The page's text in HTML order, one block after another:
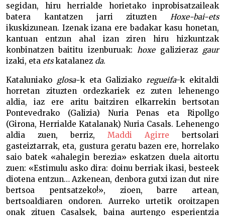
segidan, hiru herrialde horietako inprobisatzaileak
batera kantatzen jarri zituzten Hoxe-bai-ets
ikuskizunean. Izenak izana ere badakar kasu honetan,
kantuan entzun ahal izan ziren hiru hizkuntzak
konbinatzen baititu izenburuak:hoxe galizieraz gaur
izaki, eta etskatalanez da.
Kataluniako glosa-k eta Galiziakoregueifa-k ekitaldi
horretan zituzten ordezkariek ez zuten lehenengo
aldia, iaz ere aritu baitziren elkarrekin bertsotan
Pontevedrako (Galizia) Nuria Penas eta Ripollgo
(Girona, Herrialde Katalanak) Nuria Casals. Lehenengo
aldia zuen, berriz, Maddi Agirre bertsolari
gasteiztarrak, eta, gustura geratu bazen ere, horrelako
saio batek «ahalegin berezia» eskatzen duela aitortu
zuen: «Estimulu asko dira: doinu berriak ikasi, besteek
diotena entzun… Azkenean, denbora gutxi izan dut nire
bertsoa pentsatzeko!», zioen, barre artean,
bertsoaldiaren ondoren. Aurreko urtetik oroitzapen
onak zituen Casalsek, baina aurtengo esperientzia